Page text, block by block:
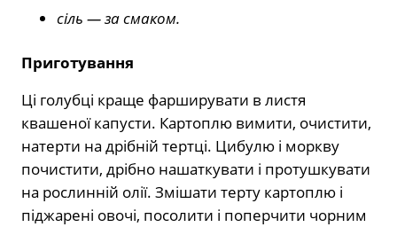
сіль — за смаком.
Приготування
Ці голубці краще фарширувати в листя
квашеної капусти. Картоплю вимити, очистити,
натерти на дрібній тертці. Цибулю і моркву
почистити, дрібно нашаткувати і протушкувати
на рослинній олії. Змішати терту картоплю і
піджарені овочі, посолити і поперчити чорним